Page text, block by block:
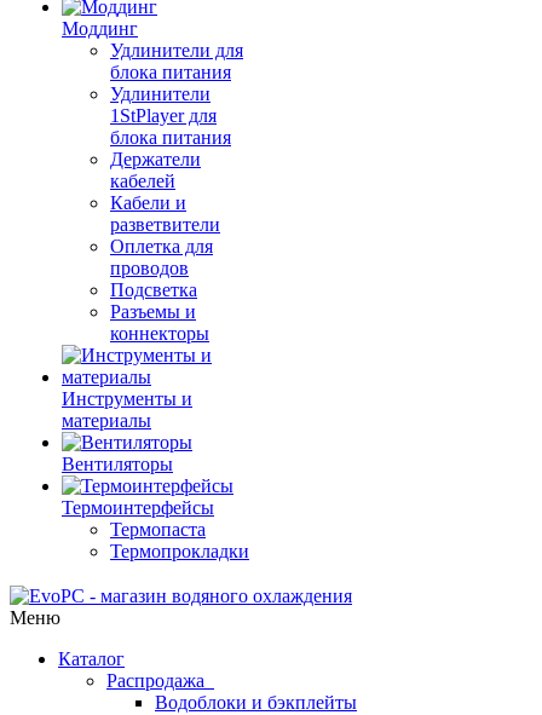
Моддинг
Удлинители для
блока питания
Удлинители
1StPlayer для
блока питания
Держатели
кабелей
Кабели и
разветвители
Оплетка для
проводов
Подсветка
Разъемы и
коннекторы
Инструменты и
материалы
Вентиляторы
Термоинтерфейсы
Термопаста
Термопрокладки
Меню
Каталог
Распродажа
Водоблоки и бэкплейты